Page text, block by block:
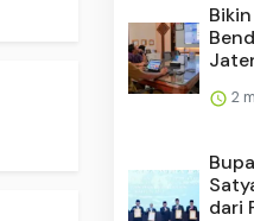
2
dari